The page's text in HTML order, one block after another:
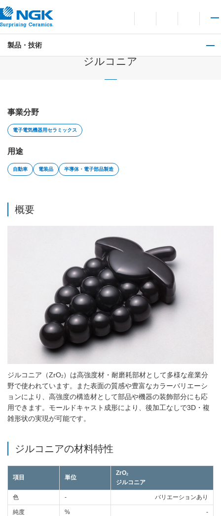
言語切り替えメニュー
サイト内検索を開
お問い合わせ
メイ
製品・技術
ジルコニア
事業分野
電子電気機器用セラミックス
用途
自動車 電装品 半導体・電子部品製造
概要
ジルコニア（ZrO2 ）は高強度材・耐磨耗部材として多様な産業分
野で使われています。また表面の質感や豊富なカラーバリエーシ
ョンにより、高強度の構造材として部品や機器の装飾部分にも応
用できます。モールドキャスト成形により、後加工なしで3D・複
雑形状の実現が可能です。
ジルコニアの材料特性
項目 単位
ZrO2
ジルコニア
色 - バリエーションあり
純度 % -